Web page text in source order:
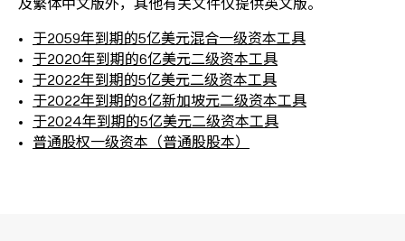
及繁体中文版外，其他有关文件仅提供英文版。
于2059年到期的5亿美元混合一级资本工具
于2020年到期的6亿美元二级资本工具
于2022年到期的5亿美元二级资本工具
于2022年到期的8亿新加坡元二级资本工具
于2024年到期的5亿美元二级资本工具
普通股权一级资本（普通股股本）